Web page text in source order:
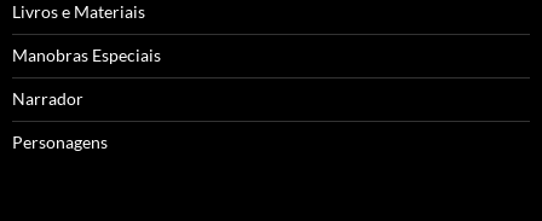
Livros e Materiais
Manobras Especiais
Narrador
Personagens